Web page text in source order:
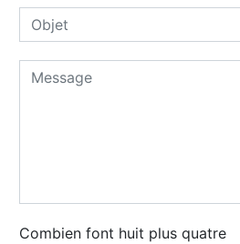
Combien font huit plus quatre